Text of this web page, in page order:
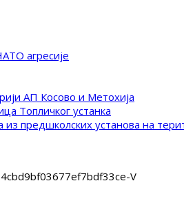
агресије
АП Косово и Метохија
Топличког устанка
предшколских установа на
V